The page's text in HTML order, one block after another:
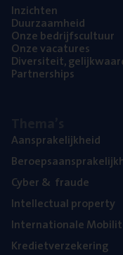
Inzich­ten
Duur­zaam­heid
Onze bedrijfs­cul­tuur
Onze vaca­tu­res
Diver­si­teit,
Part­ner­ships
Aan­spra­ke­lijk­heid
Cyber& fraude
Intel­lec­tu­al property
Inter­na­ti­o­na­le
Kre­diet­ver­ze­ke­ring